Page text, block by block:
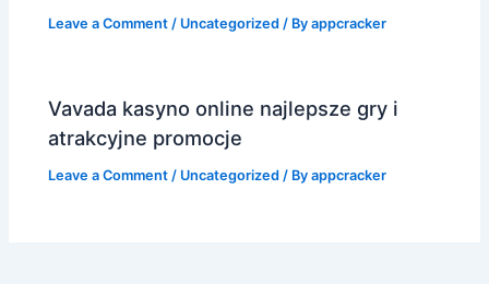
Leave a Comment / Uncategorized / Byappcracker
Vavada kasyno online najlepsze gry i
atrakcyjne promocje
Leave a Comment / Uncategorized / Byappcracker